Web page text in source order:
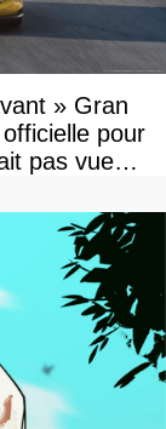
» Gran
pour
pas vue